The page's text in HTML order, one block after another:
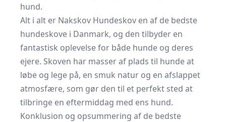
hund.
Alt i alt er Nakskov Hundeskov en af de bedste
hundeskove i Danmark, og den tilbyder en
fantastisk oplevelse for både hunde og deres
ejere. Skoven har masser af plads til hunde at
løbe og lege på, en smuk natur og en afslappet
atmosfære, som gør den til et perfekt sted at
tilbringe en eftermiddag med ens hund.
Konklusion og opsummering af de bedste